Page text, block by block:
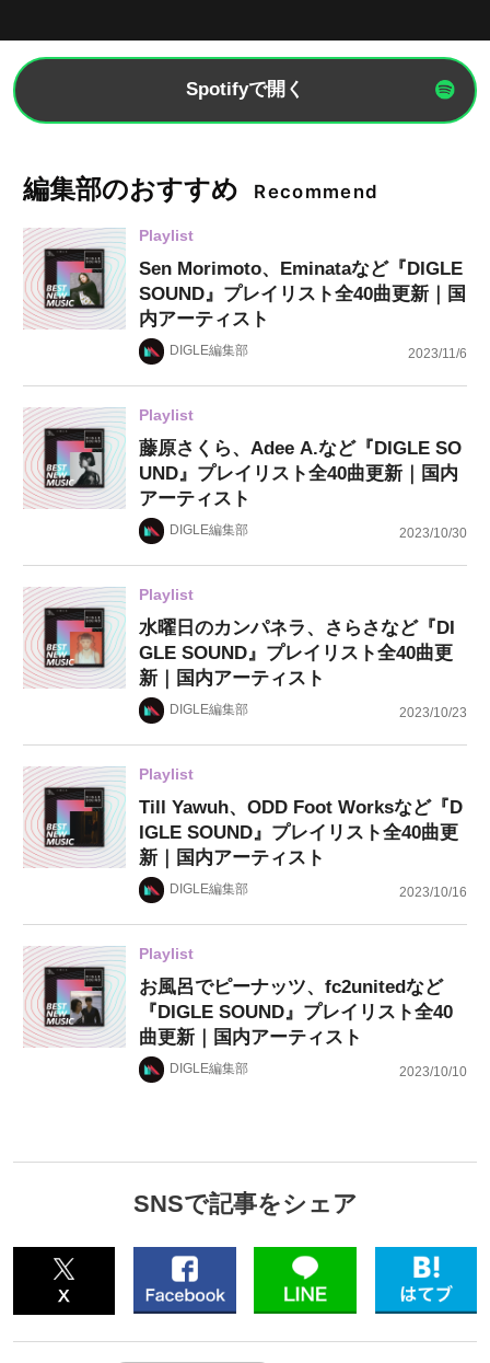
Spotifyで開く
編集部のおすすめ Recommend
Playlist
Sen Morimoto、Eminataなど『DIGLE
SOUND』プレイリスト全40曲更新｜国
内アーティスト
DIGLE編集部 2023/11/6
Playlist
藤原さくら、Adee A.など『DIGLE SO
UND』プレイリスト全40曲更新｜国内
アーティスト
DIGLE編集部 2023/10/30
Playlist
水曜日のカンパネラ、さらさなど『DI
GLE SOUND』プレイリスト全40曲更
新｜国内アーティスト
DIGLE編集部 2023/10/23
Playlist
Till Yawuh、ODD Foot Worksなど『D
IGLE SOUND』プレイリスト全40曲更
新｜国内アーティスト
DIGLE編集部 2023/10/16
Playlist
お風呂でピーナッツ、fc2unitedなど
『DIGLE SOUND』プレイリスト全40
曲更新｜国内アーティスト
DIGLE編集部 2023/10/10
SNSで記事をシェア